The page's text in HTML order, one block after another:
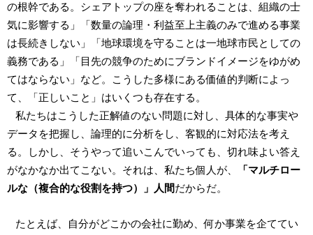
の根幹である。シェアトップの座を奪われることは、組織の士
気に影響する」「数量の論理・利益至上主義のみで進める事業
は長続きしない」「地球環境を守ることは一地球市民としての
義務である」「目先の競争のためにブランドイメージをゆがめ
てはならない」など。こうした多様にある価値的判断によっ
て、「正しいこと」はいくつも存在する。
私たちはこうした正解値のない問題に対し、具体的な事実や
データを把握し、論理的に分析をし、客観的に対応法を考え
る。しかし、そうやって追いこんでいっても、切れ味よい答え
がなかなか出てこない。それは、私たち個人が、
「マルチロー
ルな（複合的な役割を持つ）」人間だからだ。
たとえば、自分がどこかの会社に勤め、何か事業を企ててい